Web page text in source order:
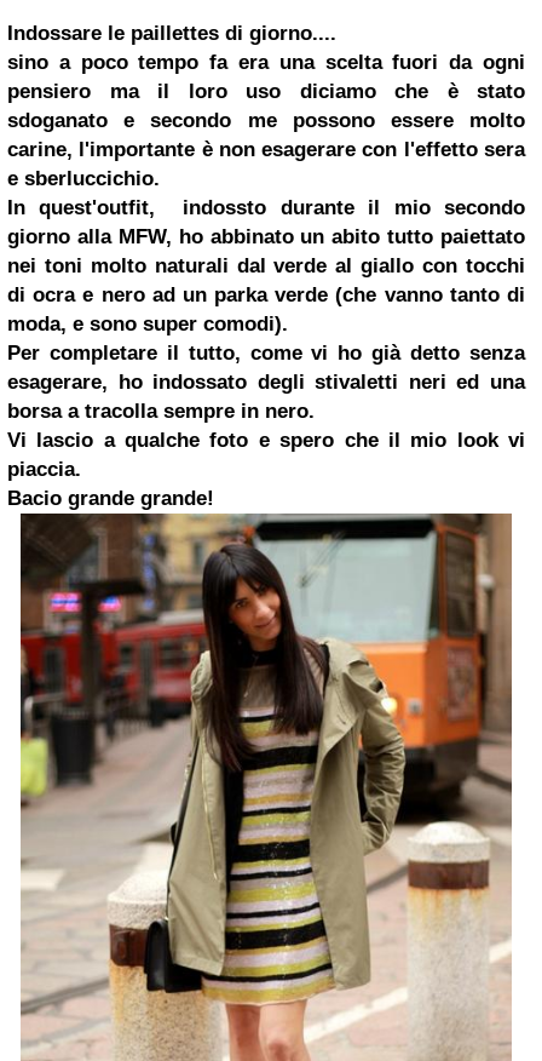
Indossare le paillettes di giorno....
sino a poco tempo fa era una scelta fuori da ogni
pensiero ma il loro uso diciamo che è stato
sdoganato e secondo me possono essere molto
carine, l'importante è non esagerare con l'effetto sera
e sberluccichio.
In quest'outfit, indossto durante il mio secondo
giorno alla MFW, ho abbinato un abito tutto paiettato
nei toni molto naturali dal verde al giallo con tocchi
di ocra e nero ad un parka verde (che vanno tanto di
moda, e sono super comodi).
Per completare il tutto, come vi ho già detto senza
esagerare, ho indossato degli stivaletti neri ed una
borsa a tracolla sempre in nero.
Vi lascio a qualche foto e spero che il mio look vi
piaccia.
Bacio grande grande!